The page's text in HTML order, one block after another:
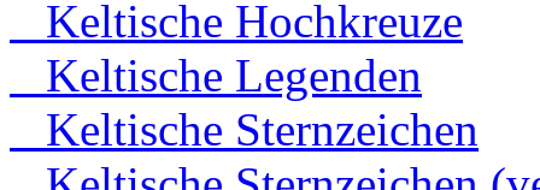
Keltische Hochkreuze
Keltische Legenden
Keltische Sternzeichen